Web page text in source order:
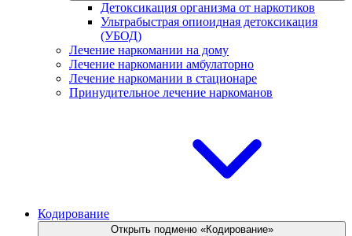
Детоксикация организма от наркотиков
Ультрабыстрая опиоидная детоксикация
(УБОД)
Лечение наркомании на дому
Лечение наркомании амбулаторно
Лечение наркомании в стационаре
Принудительное лечение наркоманов
Кодирование
Открыть подменю «Кодирование»